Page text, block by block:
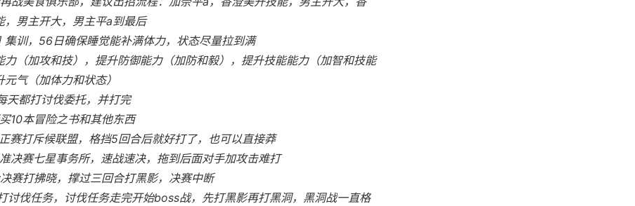
，男主开大，男主平a到最后
集训，56日确保睡觉能补满体力，状态尽量拉到满
力（加攻和技），提升防御能力（加防和毅），提升技能能力（加智和技能
元气（加体力和状态）
天都打讨伐委托，并打完
10本冒险之书和其他东西
赛打斥候联盟，格挡5回合后就好打了，也可以直接莽
决赛七星事务所，速战速决，拖到后面对手加攻击难打
赛打拂晓，撑过三回合打黑影，决赛中断
讨伐任务，讨伐任务走完开始boss战，先打黑影再打黑洞，黑洞战一直格